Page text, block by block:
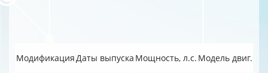
МодификацияДаты выпуска Мощность, л.с. Модель двиг.